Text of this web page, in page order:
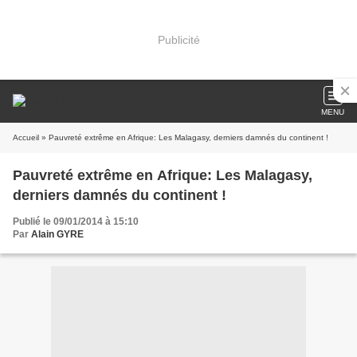
Publicité
MENU
Accueil » Pauvreté extrême en Afrique: Les Malagasy, derniers damnés du continent !
Pauvreté extrême en Afrique: Les Malagasy,
derniers damnés du continent !
Publié le 09/01/2014 à 15:10
Par Alain GYRE